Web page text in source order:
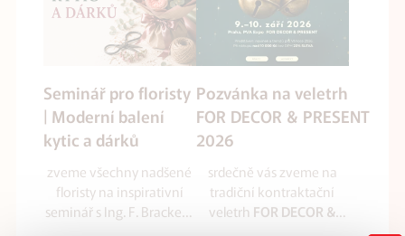
Seminář pro floristy
| Moderní balení
kytic a dárků
zveme všechny nadšené
floristy na inspirativní
seminář s Ing. F. Brackem
Pozvánka na veletrh
FOR DECOR & PRESENT
2026
srdečně vás zveme na
tradiční kontraktační
veletrh FOR DECOR &